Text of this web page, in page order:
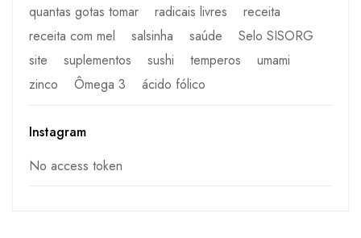
quantas gotas tomar
radicais livres
receita
receita com mel
salsinha saúde
Selo SISORG
site
suplementos sushi temperos
umami
zinco
Ômega 3 ácido fólico
Instagram
No access token